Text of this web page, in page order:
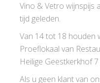
Vino & Vetro wijnspijs
tijd geleden.
Van 14 tot 18 houden
Proeflokaal van
Heilige Geestkerkhof
Als u geen klant van